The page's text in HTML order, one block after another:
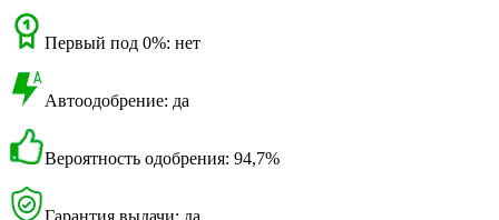
Первый под 0%: нет
Автоодобрение: да
Вероятность одобрения: 94,7%